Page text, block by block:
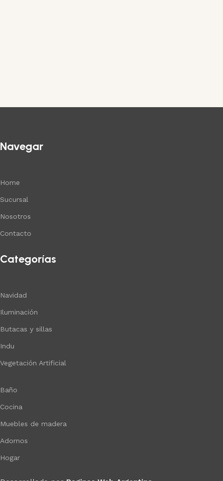
Navegar
Home
Sucursal
Nosotros
Contacto
Categorías
Navidad
Iluminación
Butacas y sillas
Indu
Vegetación Artificial
Baño
Cocina
Muebles de madera
Adornos
Hogar